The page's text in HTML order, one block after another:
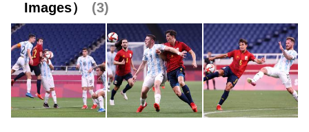
Images）
3